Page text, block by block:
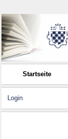
Startseite
Login